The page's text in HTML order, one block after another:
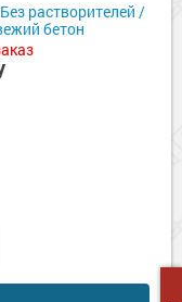
растворителей /
бетон